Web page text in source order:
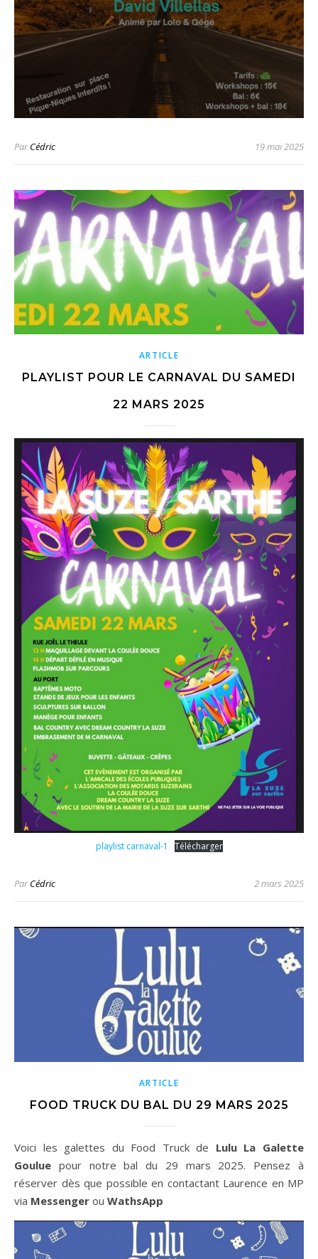
ParCédric 19 mai 2025
ARTICLE
PLAYLIST POUR LE CARNAVAL DU SAMEDI
22 MARS 2025
playlist carnaval-1 Télécharger
ParCédric 2 mars 2025
ARTICLE
FOOD TRUCK DU BAL DU 29 MARS 2025
Voici les galettes du Food Truck de Lulu La Galette
Goulue pour notre bal du 29 mars 2025. Pensez à
réserver dès que possible en contactant Laurence en MP
via Messenger ou WathsApp